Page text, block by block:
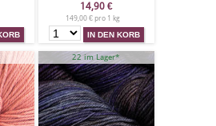
14,90 €
149,00 € pro 1 kg
22 im Lager*